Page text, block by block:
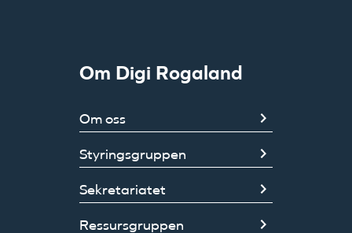
Om Digi Rogaland
Om oss
Styringsgruppen
Sekretariatet
Ressursgruppen